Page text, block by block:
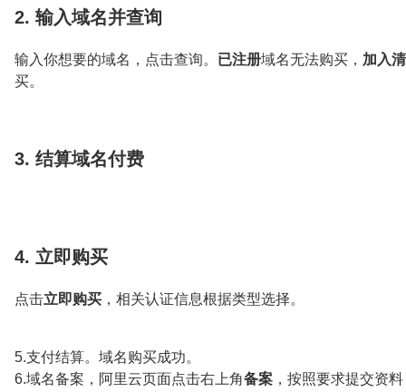
2. 输入域名并查询
输入你想要的域名，点击查询。 已注册域名无法购买， 加入
买。
3. 结算域名付费
4. 立即购买
点击立即购买 ，相关认证信息根据类型选择。
5.支付结算。域名购买成功。
6.域名备案，阿里云页面点击右上角备案 ，按照要求提交资